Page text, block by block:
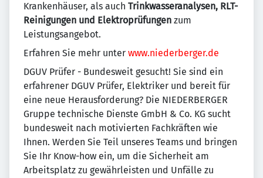
Krankenhäuser, als auch Trinkwasseranalysen, RLT-
Reinigungen und Elektroprüfungen zum
Leistungsangebot.
Erfahren Sie mehr unter www.niederberger.de
DGUV Prüfer - Bundesweit gesucht! Sie sind ein
erfahrener DGUV Prüfer, Elektriker und bereit für
eine neue Herausforderung? Die NIEDERBERGER
Gruppe technische Dienste GmbH & Co. KG sucht
bundesweit nach motivierten Fachkräften wie
Ihnen. Werden Sie Teil unseres Teams und bringen
Sie Ihr Know-how ein, um die Sicherheit am
Arbeitsplatz zu gewährleisten und Unfälle zu